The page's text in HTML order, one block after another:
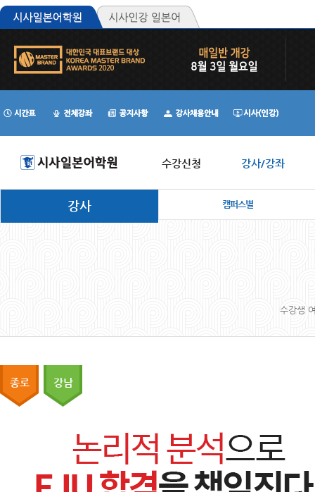
수강신청 강사/강좌
강사 캠퍼스별
수강생
종로 강남